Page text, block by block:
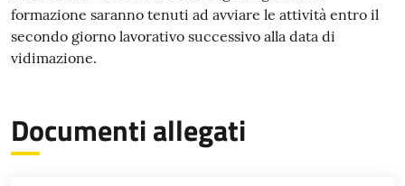
formazione saranno tenuti ad avviare le attività entro il
secondo giorno lavorativo successivo alla data di
vidimazione.
Documenti allegati